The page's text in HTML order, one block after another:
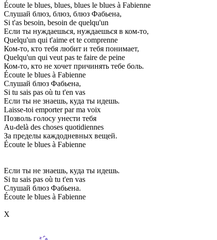
Écoute le blues, blues, blues le blues à Fabienne
Слушай блюз, блюз, блюз Фабьена,
Si t'as besoin, besoin de quelqu'un
Если ты нуждаешься, нуждаешься в ком-то,
Quelqu'un qui t'aime et te comprenne
Ком-то, кто тебя любит и тебя понимает,
Quelqu'un qui veut pas te faire de peine
Ком-то, кто не хочет причинять тебе боль.
Écoute le blues à Fabienne
Слушай блюз Фабьена,
Si tu sais pas où tu t'en vas
Если ты не знаешь, куда ты идешь.
Laisse-toi emporter par ma voix
Позволь голосу унести тебя
Au-delà des choses quotidiennes
За пределы каждодневных вещей.
Écoute le blues à Fabienne
Если ты не знаешь, куда ты идешь.
Si tu sais pas où tu t'en vas
Слушай блюз Фабьена.
Écoute le blues à Fabienne
Х